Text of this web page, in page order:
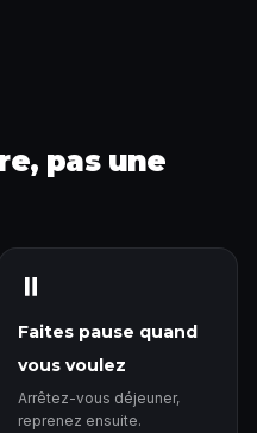
pas une
⏸️
Faites pause quand
vous voulez
Arrêtez-vous déjeuner,
reprenez ensuite.